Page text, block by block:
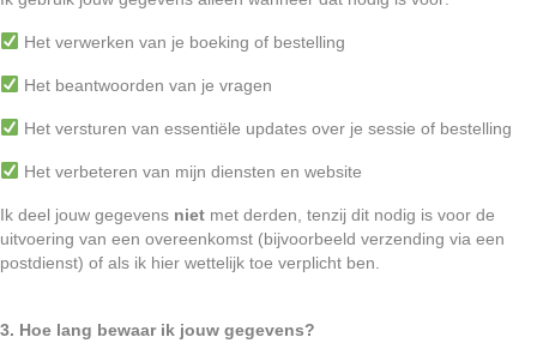
Het verwerken van je boeking of bestelling
Het beantwoorden van je vragen
Het versturen van essentiële updates over je sessie of bestelling
Het verbeteren van mijn diensten en website
Ik deel jouw gegevens niet met derden, tenzij dit nodig is voor de
uitvoering van een overeenkomst (bijvoorbeeld verzending via een
postdienst) of als ik hier wettelijk toe verplicht ben.
3. Hoe lang bewaar ik jouw gegevens?